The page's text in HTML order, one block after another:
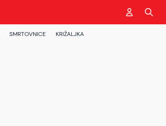
SMRTOVNICE KRIŽALJKA